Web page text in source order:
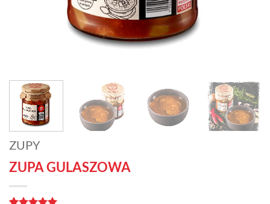
ZUPY
ZUPA GULASZOWA